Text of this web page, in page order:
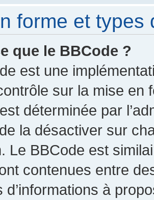
forme et types
que le BBCode ?
est une
sur la mise en
déterminée par
la désactiver sur
Le BBCode est
contenues entre
d’informations à